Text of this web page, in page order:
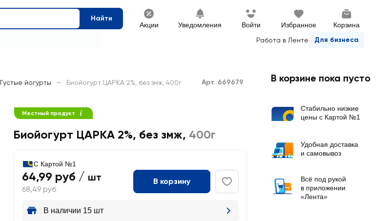
Найти
Акции Уведомления Войти Избранное Корзина
Работа в Ленте Для бизнеса
Густые йогурты — Биойогурт ЦАРКА 2%, без змж, 400г Арт. 669679
Местный продукт
Биойогурт ЦАРКА 2%, без змж, 400г
С Картой №1
64,99 руб / шт
68,49 руб
В корзину
В наличии 15 шт
В корзине пока пусто
Стабильно низкие
цены с Картой №1
Удобная доставка
и самовывоз
Всё под рукой
в приложении
«Лента»